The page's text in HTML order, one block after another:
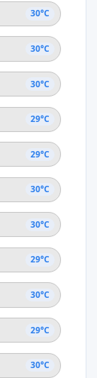
30°C
30°C
30°C
29°C
29°C
30°C
30°C
29°C
30°C
29°C
30°C